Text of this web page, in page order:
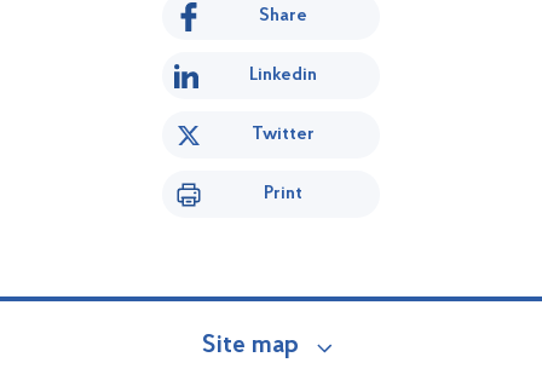
Share
Linkedin
Twitter
Print
Site map